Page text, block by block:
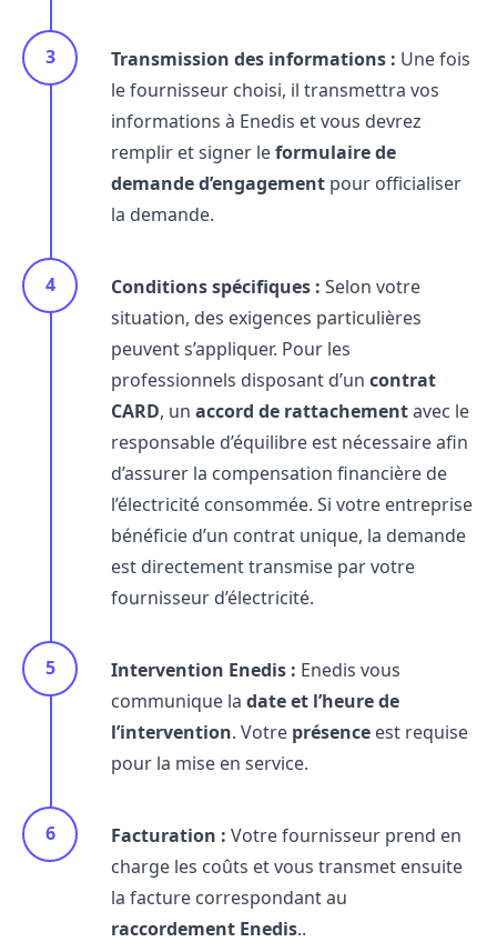
Transmission des informations : Une fois
le fournisseur choisi, il transmettra vos
informations à Enedis et vous devrez
remplir et signer leformulaire de
demande d’engagement pour officialiser
la demande.
Conditions spécifiques : Selon votre
situation, des exigences particulières
peuvent s’appliquer. Pour les
professionnels disposant d’un contrat
CARD, un accord de rattachementavec le
responsable d’équilibre est nécessaire afin
d’assurer la compensation financière de
l’électricité consommée. Si votre entreprise
bénéficie d’un contrat unique, la demande
est directement transmise par votre
fournisseur d’électricité.
Intervention Enedis : Enedis vous
communique la date et l’heure de
l’intervention. Votre présence est requise
pour la mise en service.
Facturation : Votre fournisseur prend en
charge les coûts et vous transmet ensuite
la facture correspondant au
raccordement Enedis..